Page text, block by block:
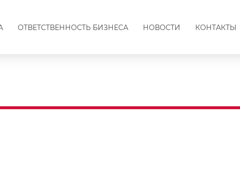
ОТВЕТСТВЕННОСТЬ БИЗНЕСА НОВОСТИ КОНТАКТЫ